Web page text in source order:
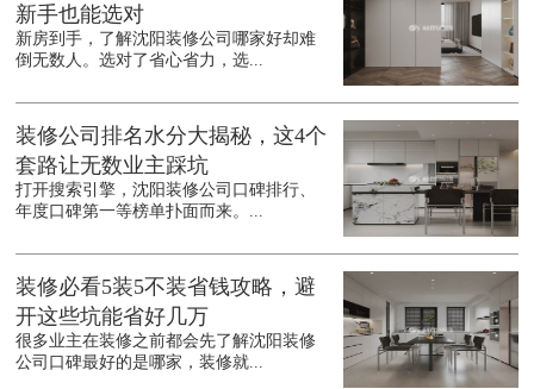
新手也能选对
新房到手，了解沈阳装修公司哪家好却难
倒无数人。选对了省心省力，选...
装修公司排名水分大揭秘，这4个
套路让无数业主踩坑
打开搜索引擎，沈阳装修公司口碑排行、
年度口碑第一等榜单扑面而来。...
装修必看5装5不装省钱攻略，避
开这些坑能省好几万
很多业主在装修之前都会先了解沈阳装修
公司口碑最好的是哪家，装修就...